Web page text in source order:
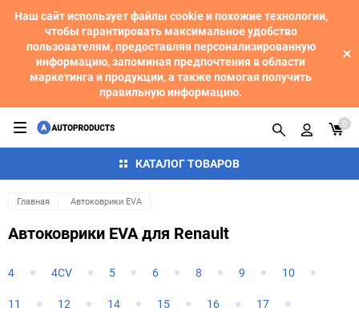
Наш сайт использует файлы cookie и похожие технологии,
чтобы гарантировать максимальное удобство
пользователям, предоставляя персонализированную
информацию, запоминая предпочтения в области
маркетинга и продукции, а также помогая получить
правильную информацию.
КАТАЛОГ ТОВАРОВ
0
Главная Автоковрики EVA
Автоковрики EVA для Renault
4 4CV 5 6 8 9 10
11 12 14 15 16 17